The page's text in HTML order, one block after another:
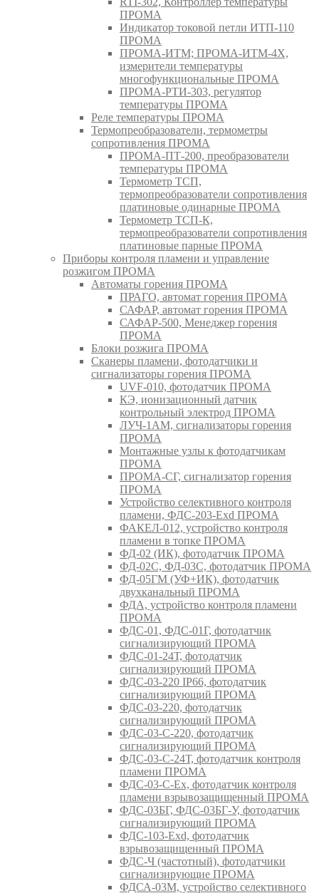
ПРОМА
Индикатор токовой петли ИТП-110
ПРОМА
ПРОМА-ИТМ; ПРОМА-ИТМ-4Х,
измерители температуры
многофункциональные ПРОМА
ПРОМА-РТИ-303, регулятор
температуры ПРОМА
Реле температуры ПРОМА
Термопреобразователи, термометры
сопротивления ПРОМА
ПРОМА-ПТ-200, преобразователи
температуры ПРОМА
Термометр ТСП,
термопреобразователи сопротивления
платиновые одинарные ПРОМА
Термометр ТСП-К,
термопреобразователи сопротивления
платиновые парные ПРОМА
Приборы контроля пламени и управление
розжигом ПРОМА
Автоматы горения ПРОМА
ПРАГО, автомат горения ПРОМА
САФАР, автомат горения ПРОМА
САФАР-500, Менеджер горения
ПРОМА
Блоки розжига ПРОМА
Сканеры пламени, фотодатчики и
сигнализаторы горения ПРОМА
UVF-010, фотодатчик ПРОМА
КЭ, ионизационный датчик
контрольный электрод ПРОМА
ЛУЧ-1АМ, сигнализаторы горения
ПРОМА
Монтажные узлы к фотодатчикам
ПРОМА
ПРОМА-СГ, сигнализатор горения
ПРОМА
Устройство селективного контроля
пламени, ФДС-203-Exd ПРОМА
ФАКЕЛ-012, устройство контроля
пламени в топке ПРОМА
ФД-02 (ИК), фотодатчик ПРОМА
ФД-02С, ФД-03С, фотодатчик ПРОМА
ФД-05ГМ (УФ+ИК), фотодатчик
двухканальный ПРОМА
ФДА, устройство контроля пламени
ПРОМА
ФДС-01, ФДС-01Г, фотодатчик
сигнализирующий ПРОМА
ФДС-01-24Т, фотодатчик
сигнализирующий ПРОМА
ФДС-03-220 IP66, фотодатчик
сигнализирующий ПРОМА
ФДС-03-220, фотодатчик
сигнализирующий ПРОМА
ФДС-03-С-220, фотодатчик
сигнализирующий ПРОМА
ФДС-03-С-24Т, фотодатчик контроля
пламени ПРОМА
ФДС-03-С-Ex, фотодатчик контроля
пламени взрывозащищенный ПРОМА
ФДС-03БГ, ФДС-03БГ-У, фотодатчик
сигнализирующий ПРОМА
ФДС-103-Ехd, фотодатчик
взрывозащищенный ПРОМА
ФДС-Ч (частотный), фотодатчики
сигнализирующие ПРОМА
ФДСА-03М, устройство селективного